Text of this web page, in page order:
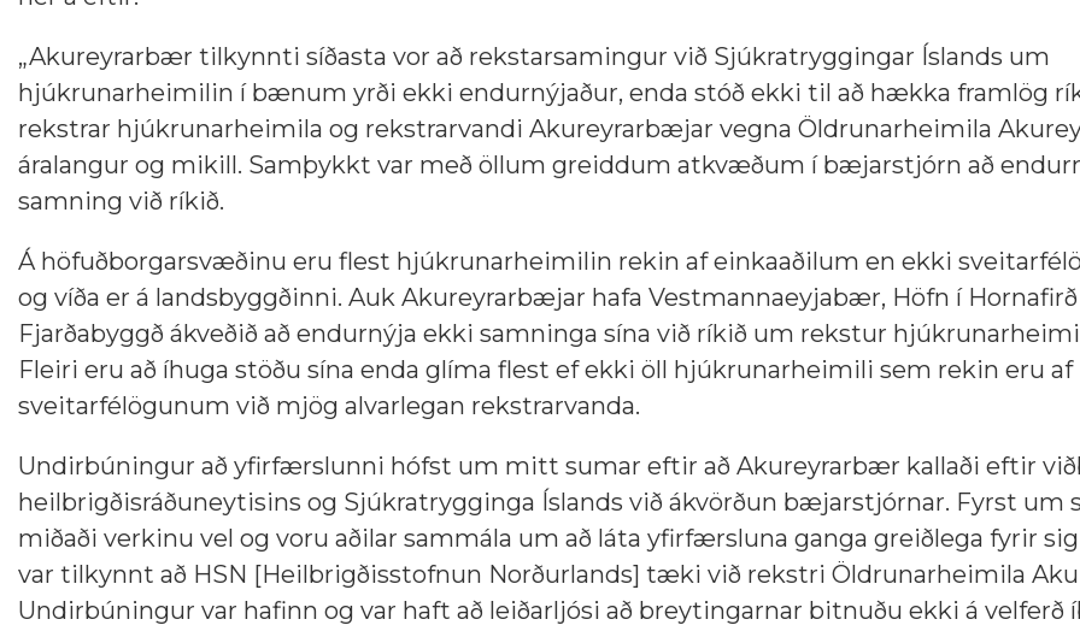
„Akureyrarbær tilkynnti síðasta vor að rekstarsamingur við Sjúkratryggingar Íslands um
hjúkrunarheimilin í bænum yrði ekki endurnýjaður, enda stóð ekki til að hækka framlög
rekstrar hjúkrunarheimila og rekstrarvandi Akureyrarbæjar vegna Öldrunarheimila
áralangur og mikill. Samþykkt var með öllum greiddum atkvæðum í bæjarstjórn að
samning við ríkið.
Á höfuðborgarsvæðinu eru flest hjúkrunarheimilin rekin af einkaaðilum en ekki
og víða er á landsbyggðinni. Auk Akureyrarbæjar hafa Vestmannaeyjabær, Höfn í
Fjarðabyggð ákveðið að endurnýja ekki samninga sína við ríkið um rekstur
Fleiri eru að íhuga stöðu sína enda glíma flest ef ekki öll hjúkrunarheimili sem rekin eru af
sveitarfélögunum við mjög alvarlegan rekstrarvanda.
Undirbúningur að yfirfærslunni hófst um mitt sumar eftir að Akureyrarbær kallaði eftir
heilbrigðisráðuneytisins og Sjúkratrygginga Íslands við ákvörðun bæjarstjórnar. Fyrst um
miðaði verkinu vel og voru aðilar sammála um að láta yfirfærsluna ganga greiðlega fyrir
var tilkynnt að HSN [Heilbrigðisstofnun Norðurlands] tæki við rekstri Öldrunarheimila
Undirbúningur var hafinn og var haft að leiðarljósi að breytingarnar bitnuðu ekki á velferð